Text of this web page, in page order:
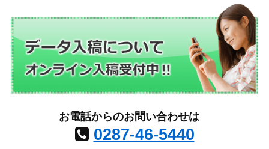
お電話からのお問い合わせは
0287-46-5440